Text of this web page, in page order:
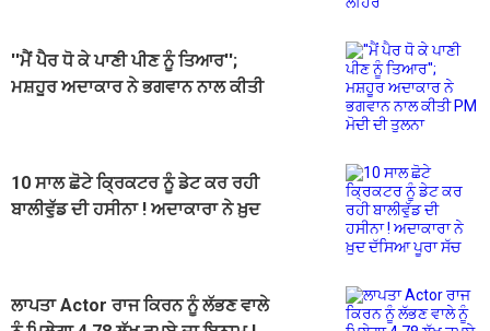
''ਮੈਂ ਪੈਰ ਧੋ ਕੇ ਪਾਣੀ ਪੀਣ ਨੂੰ ਤਿਆਰ'';
ਮਸ਼ਹੂਰ ਅਦਾਕਾਰ ਨੇ ਭਗਵਾਨ ਨਾਲ ਕੀਤੀ
10 ਸਾਲ ਛੋਟੇ ਕ੍ਰਿਕਟਰ ਨੂੰ ਡੇਟ ਕਰ ਰਹੀ
ਬਾਲੀਵੁੱਡ ਦੀ ਹਸੀਨਾ ! ਅਦਾਕਾਰਾ ਨੇ ਖ਼ੁਦ
ਲਾਪਤਾ Actor ਰਾਜ ਕਿਰਨ ਨੂੰ ਲੱਭਣ ਵਾਲੇ